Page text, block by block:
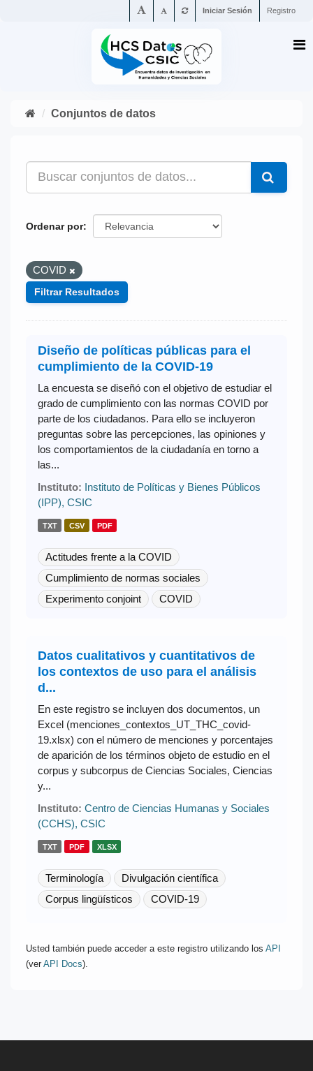
Iniciar Sesión Registro
Conjuntos de datos
Ordenar por
COVID
Filtrar Resultados
Diseño de políticas públicas para el
cumplimiento de la COVID-19
La encuesta se diseñó con el objetivo de estudiar el
grado de cumplimiento con las normas COVID por
parte de los ciudadanos. Para ello se incluyeron
preguntas sobre las percepciones, las opiniones y
los comportamientos de la ciudadanía en torno a
las...
Instituto: Instituto de Políticas y Bienes Públicos
(IPP), CSIC
TXT CSV PDF
Actitudes frente a la COVID
Cumplimiento de normas sociales
Experimento conjoint
COVID
Datos cualitativos y cuantitativos de
los contextos de uso para el análisis
d...
En este registro se incluyen dos documentos, un
Excel (menciones_contextos_UT_THC_covid-
19.xlsx) con el número de menciones y porcentajes
de aparición de los términos objeto de estudio en el
corpus y subcorpus de Ciencias Sociales, Ciencias
y...
Instituto: Centro de Ciencias Humanas y Sociales
(CCHS), CSIC
TXT PDF XLSX
Terminología
Divulgación científica
Corpus lingüísticos
COVID-19
Usted también puede acceder a este registro utilizando los API
(ver API Docs).